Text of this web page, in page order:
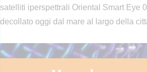
satelliti iperspettrali Oriental Smart Eye
decollato oggi dal mare al largo della